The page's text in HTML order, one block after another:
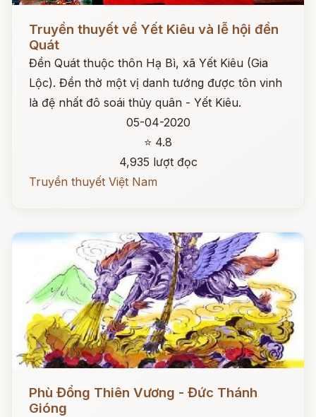
Đọc ngay
Truyền thuyết về Yết Kiêu và lễ hội đền
Quát
Đền Quát thuộc thôn Hạ Bì, xã Yết Kiêu (Gia
Lộc). Đền thờ một vị danh tướng được tôn vinh
là đệ nhất đô soái thủy quân - Yết Kiêu.
05-04-2020
⭐ 4.8
4,935 lượt đọc
Truyền thuyết Việt Nam
Phù Đổng Thiên Vương - Đức Thánh
Gióng